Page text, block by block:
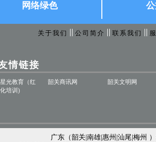
网络绿色
关于我们 公司简介 联系我们
情链接
光教育（红
培训)
韶关商讯网 韶关文明网
广东（韶关|南雄|惠州|汕尾|梅州